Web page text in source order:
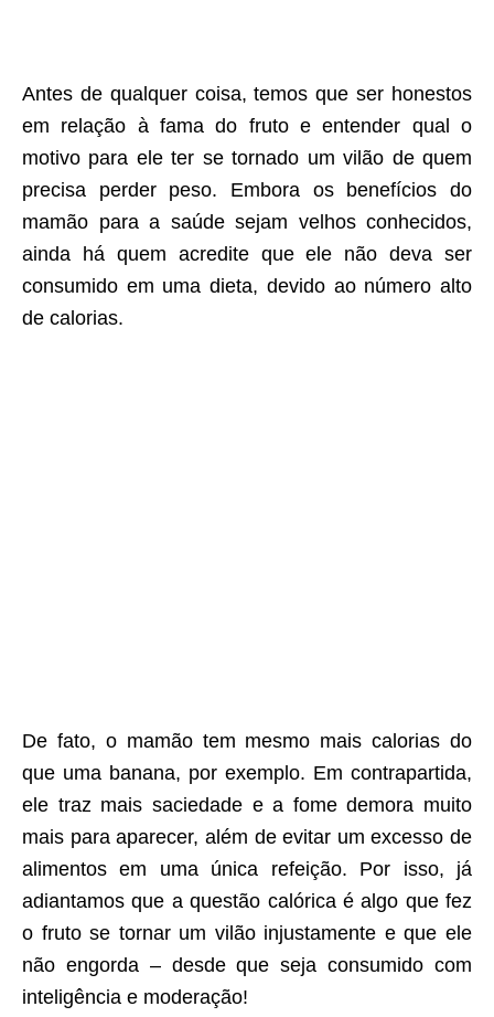
Antes de qualquer coisa, temos que ser honestos
em relação à fama do fruto e entender qual o
motivo para ele ter se tornado um vilão de quem
precisa perder peso. Embora os benefícios do
mamão para a saúde sejam velhos conhecidos,
ainda há quem acredite que ele não deva ser
consumido em uma dieta, devido ao número alto
de calorias.
De fato, o mamão tem mesmo mais calorias do
que uma banana, por exemplo. Em contrapartida,
ele traz mais saciedade e a fome demora muito
mais para aparecer, além de evitar um excesso de
alimentos em uma única refeição. Por isso, já
adiantamos que a questão calórica é algo que fez
o fruto se tornar um vilão injustamente e que ele
não engorda – desde que seja consumido com
inteligência e moderação!